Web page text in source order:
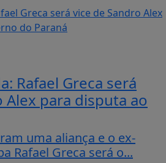
Rafael Greca será
Alex para disputa ao
uma aliança e o ex-
Rafael Greca será o...